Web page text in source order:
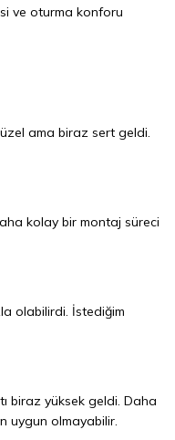
ve oturma konforu
ama biraz sert geldi.
kolay bir montaj süreci
olabilirdi. İstediğim
biraz yüksek geldi. Daha
uygun olmayabilir.